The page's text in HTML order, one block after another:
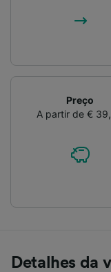
Preço
A partir de €
Detalhes da